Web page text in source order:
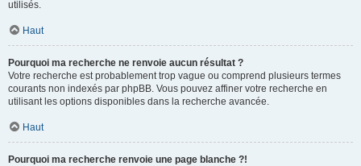
utilisés.
Haut
Pourquoi ma recherche ne renvoie aucun résultat ?
Votre recherche est probablement trop vague ou comprend plusieurs termes
courants non indexés par phpBB. Vous pouvez affiner votre recherche en
utilisant les options disponibles dans la recherche avancée.
Haut
Pourquoi ma recherche renvoie une page blanche ?!